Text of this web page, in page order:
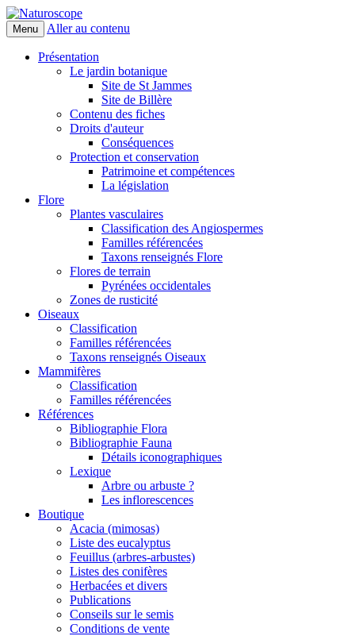
Naturoscope
Menu Aller au contenu
Présentation
Le jardin botanique
Site de St Jammes
Site de Billère
Contenu des fiches
Droits d'auteur
Conséquences
Protection et conservation
Patrimoine et compétences
La législation
Flore
Plantes vasculaires
Classification des Angiospermes
Familles référencées
Taxons renseignés Flore
Flores de terrain
Pyrénées occidentales
Zones de rusticité
Oiseaux
Classification
Familles référencées
Taxons renseignés Oiseaux
Mammifères
Classification
Familles référencées
Références
Bibliographie Flora
Bibliographie Fauna
Détails iconographiques
Lexique
Arbre ou arbuste ?
Les inflorescences
Boutique
Acacia (mimosas)
Liste des eucalyptus
Feuillus (arbres-arbustes)
Listes des conifères
Herbacées et divers
Publications
Conseils sur le semis
Conditions de vente